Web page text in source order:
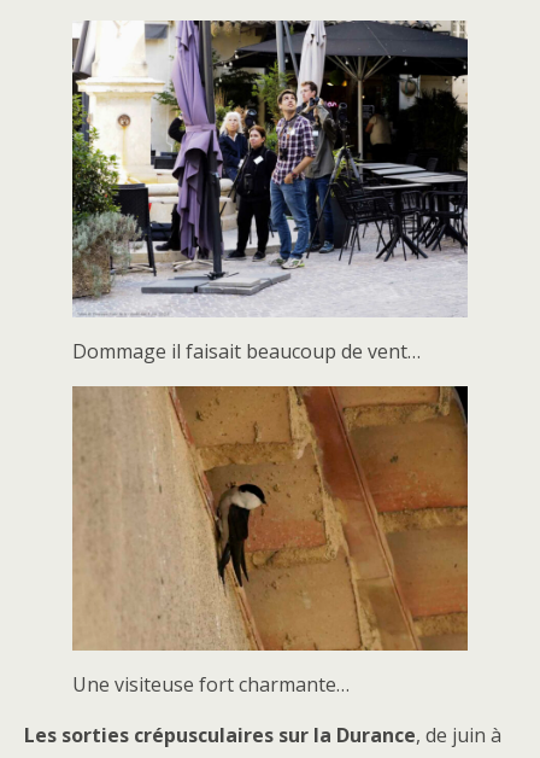
Dommage il faisait beaucoup de vent…
Une visiteuse fort charmante…
Les sorties crépusculaires sur la Durance, de juin à